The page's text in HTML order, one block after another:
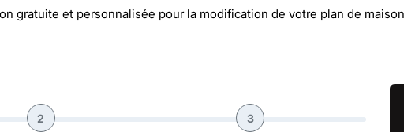
gratuite et personnalisée pour la modification de votre plan de
2 3